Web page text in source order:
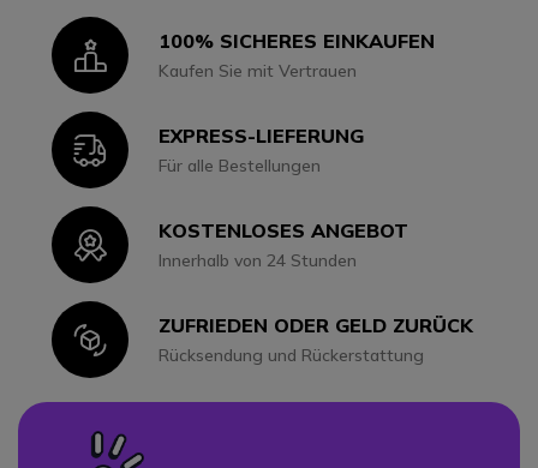
Icon100% SICHERES EINKAUFEN
Kaufen Sie mit Vertrauen
IconEXPRESS-LIEFERUNG
Für alle Bestellungen
IconKOSTENLOSES ANGEBOT
Innerhalb von 24 Stunden
IconZUFRIEDEN ODER GELD ZURÜCK
Rücksendung und Rückerstattung